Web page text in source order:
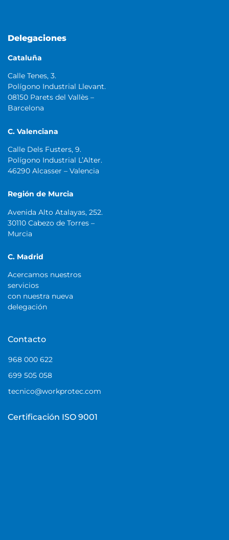
Delegaciones
Cataluña
Calle Tenes, 3.
Polígono Industrial Llevant.
08150 Parets del Vallès –
Barcelona
C. Valenciana
Calle Dels Fusters, 9.
Polígono Industrial L’Alter.
46290 Alcasser – Valencia
Región de Murcia
Avenida Alto Atalayas, 252.
30110 Cabezo de Torres –
Murcia
C. Madrid
Acercamos nuestros
servicios
con nuestra nueva
delegación
Contacto
968 000 622
699 505 058
tecnico@workprotec.com
Certificación ISO 9001